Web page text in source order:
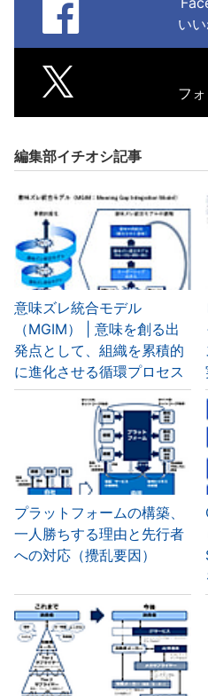
い
フ
編集部イチオシ記事
意味ズレ統合モデル
（MGIM） | 意味を創る出
発点として、組織を累積的
に進化させる循環プロセス
プラットフォームの構築、
一人勝ちする理由と先行者
への対応（攪乱要因）